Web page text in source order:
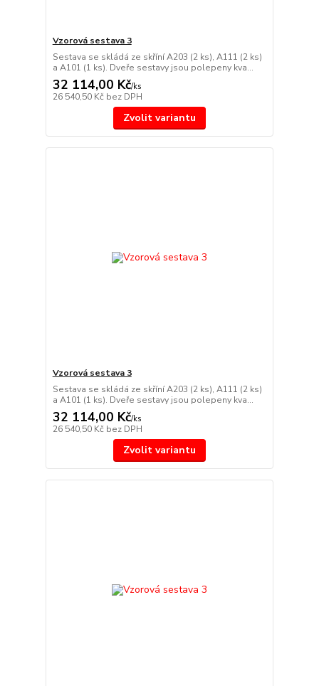
Vzorová sestava 3
Sestava se skládá ze skříní A203 (2 ks), A111 (2 ks)
a A101 (1 ks). Dveře sestavy jsou polepeny kva...
32 114,00 Kč/ks
26 540,50 Kč bez DPH
Zvolit variantu
Vzorová sestava 3
Sestava se skládá ze skříní A203 (2 ks), A111 (2 ks)
a A101 (1 ks). Dveře sestavy jsou polepeny kva...
32 114,00 Kč/ks
26 540,50 Kč bez DPH
Zvolit variantu